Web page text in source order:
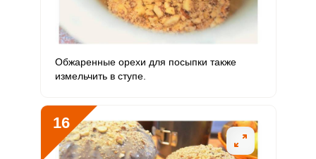
Обжаренные орехи для посыпки также
измельчить в ступе.
16